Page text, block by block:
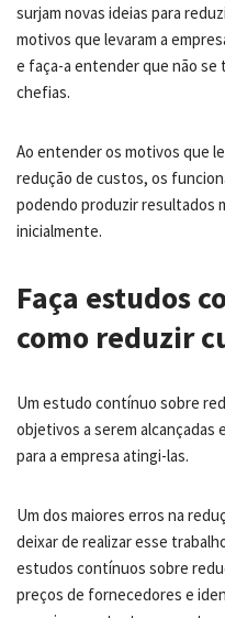
surjam novas ideias para
motivos que levaram a
e faça-a entender que não se
chefias.
Ao entender os motivos que
redução de custos, os
podendo produzir resultados
inicialmente.
Faça estudos
como reduzir
Um estudo contínuo sobre
objetivos a serem
para a empresa atingi-las.
Um dos maiores erros na
deixar de realizar esse
estudos contínuos sobre
preços de fornecedores e